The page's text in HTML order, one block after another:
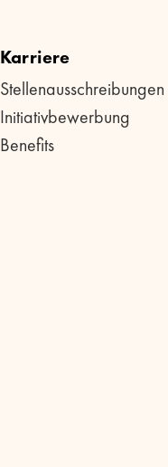
Karriere
Stellenausschreibungen
Initiativbewerbung
Benefits